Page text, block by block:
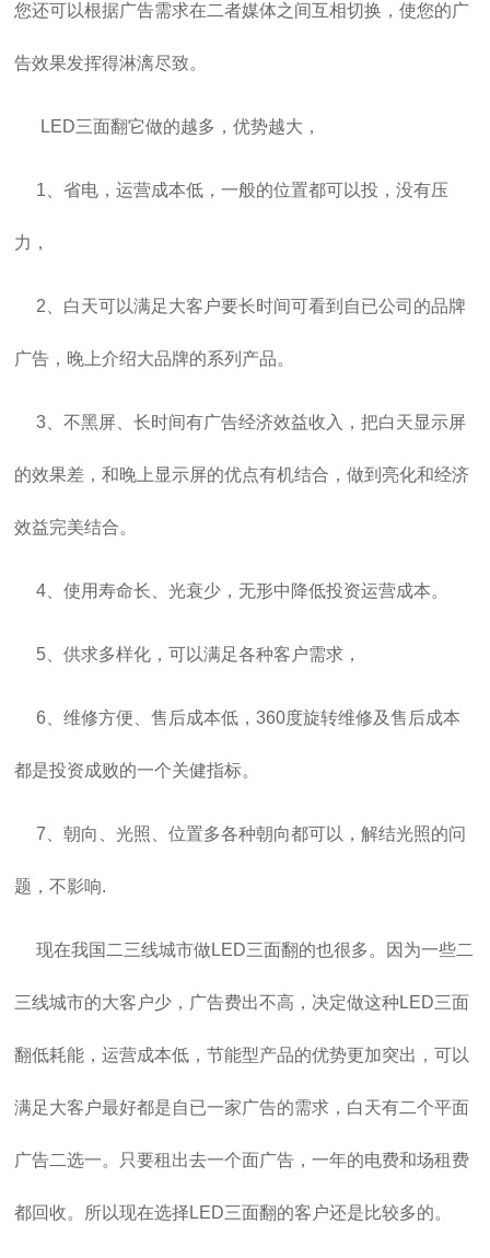
您还可以根据广告需求在二者媒体之间互相切换，使您的广
告效果发挥得淋漓尽致。
LED三面翻它做的越多，优势越大，
1、省电，运营成本低，一般的位置都可以投，没有压
力，
2、白天可以满足大客户要长时间可看到自已公司的品牌
广告，晚上介绍大品牌的系列产品。
3、不黑屏、长时间有广告经济效益收入，把白天显示屏
的效果差，和晚上显示屏的优点有机结合，做到亮化和经济
效益完美结合。
4、使用寿命长、光衰少，无形中降低投资运营成本。
5、供求多样化，可以满足各种客户需求，
6、维修方便、售后成本低，360度旋转维修及售后成本
都是投资成败的一个关健指标。
7、朝向、光照、位置多各种朝向都可以，解结光照的问
题，不影响.
现在我国二三线城市做LED三面翻的也很多。因为一些二
三线城市的大客户少，广告费出不高，决定做这种LED三面
翻低耗能，运营成本低，节能型产品的优势更加突出，可以
满足大客户最好都是自已一家广告的需求，白天有二个平面
广告二选一。只要租出去一个面广告，一年的电费和场租费
都回收。所以现在选择LED三面翻的客户还是比较多的。